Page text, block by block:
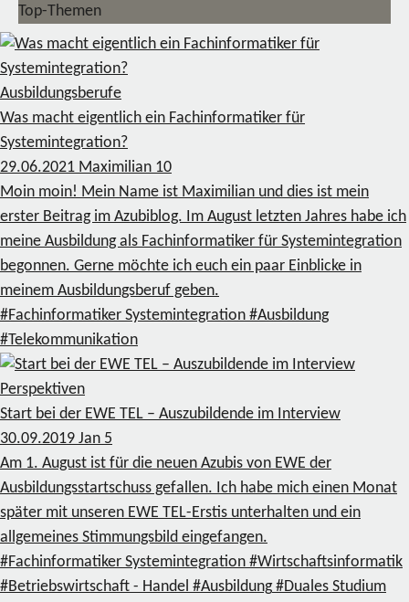
Top-Themen
Ausbildungsberufe
Was macht eigentlich ein Fachinformatiker für
Systemintegration?
29.06.2021 Maximilian 10
Moin moin! Mein Name ist Maximilian und dies ist mein
erster Beitrag im Azubiblog. Im August letzten Jahres habe ich
meine Ausbildung als Fachinformatiker für Systemintegration
begonnen. Gerne möchte ich euch ein paar Einblicke in
meinem Ausbildungsberuf geben.
#Fachinformatiker Systemintegration #Ausbildung
#Telekommunikation
Perspektiven
Start bei der EWE TEL – Auszubildende im Interview
30.09.2019 Jan 5
Am 1. August ist für die neuen Azubis von EWE der
Ausbildungsstartschuss gefallen. Ich habe mich einen Monat
später mit unseren EWE TEL-Erstis unterhalten und ein
allgemeines Stimmungsbild eingefangen.
#Fachinformatiker Systemintegration #Wirtschaftsinformatik
#Betriebswirtschaft - Handel #Ausbildung #Duales Studium